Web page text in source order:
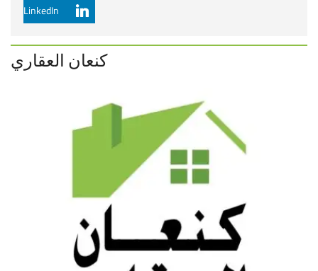
LinkedIn
كنعان العقاري